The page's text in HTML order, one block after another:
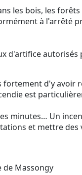
les bois, les
à l'arrêté
d'artifice
d'y avoir
est
minutes… Un
et mettre des
de Massongy